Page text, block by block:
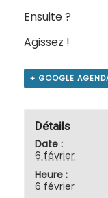
Ensuite ?
Agissez !
+ GOOGLE
Détails
Date :
6 février
Heure :
6 février